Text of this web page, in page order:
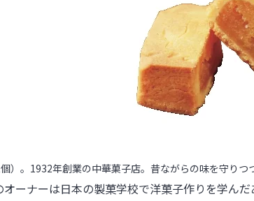
）。1932年創業の中華菓子店。昔ながらの味を守り
オーナーは日本の製菓学校で洋菓子作りを学ん